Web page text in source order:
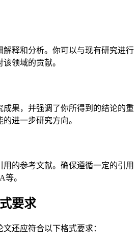
解释和分析。你可以与现有研究进行
领域的贡献。
成果，并强调了你所得到的结论的重
进一步研究方向。
的参考文献。确保遵循一定的引用
等。
要求
还应符合以下格式要求：